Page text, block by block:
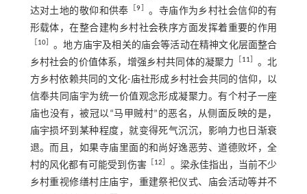
达对土地的敬仰和供奉 ［9
。寺庙作为乡村社会信仰的有
形载体，在整合建构乡村社会秩序方面发挥着重要的作用
10］ 。地方庙宇及相关的庙会等活动在精神文化层面整合
乡村社会的价值体系，增强乡村共同体的凝聚力
11
。北
方乡村依赖共同的文化-庙社形成乡村社会共同的信仰，以
信奉共同庙宇为统一价值观念形成凝聚力。有个村子一座
庙也没有，被冠以“马甲贼村”的恶名，从侧面反映的是，
庙宇损坏到某种程度，就变得死气沉沉，影响力也日渐衰
退。而且，如果寺庙里面的和尚好逸恶劳、道德败坏，全
村的风化都有可能受到伤害
12
。梁永佳指出，当前不少
乡村重视修缮村庄庙宇，重建祭祀仪式、庙会活动等并不